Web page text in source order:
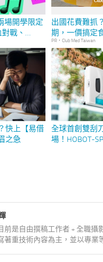
場開學限定
戰、
出國花費難抓
期，一價搞定
省心！
PR・Club Med Taiwan
快上【易借
之急
全球首創雙刮
場！HOBOT-
前是自由撰稿工作者 + 全職攝
著重技術內容為主，並以專業